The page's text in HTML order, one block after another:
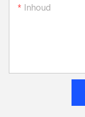
Inhoud